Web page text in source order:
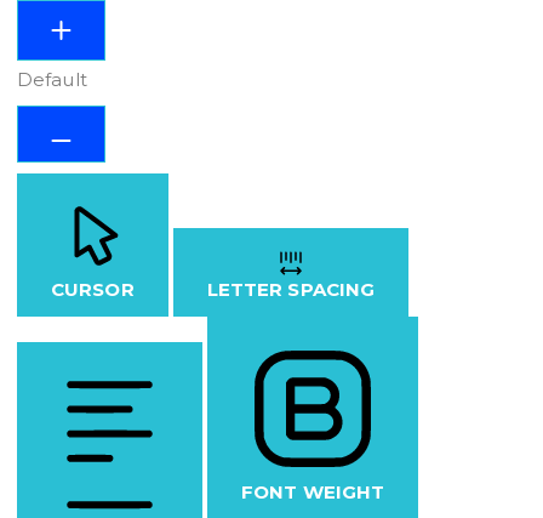
Default
CURSOR LETTER SPACING
FONT WEIGHT